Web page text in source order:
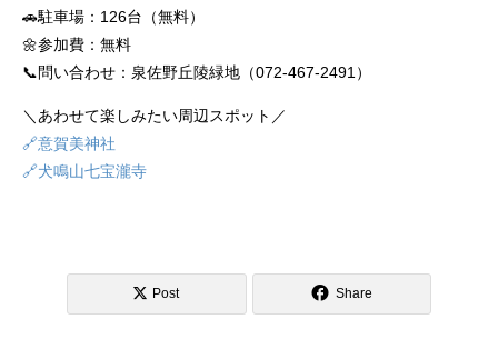
🚗駐車場：126台（無料）
🌼参加費：無料
📞問い合わせ：泉佐野丘陵緑地（072-467-2491）
＼あわせて楽しみたい周辺スポット／
🔗意賀美神社
🔗犬鳴山七宝瀧寺
Post Share